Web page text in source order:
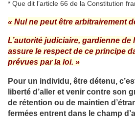
* Que dit l’article 66 de la Constitution
« Nul ne peut être arbitrairement
L’autorité judiciaire, gardienne de
assure le respect de ce principe
prévues par la loi. »
Pour un individu, être détenu,
liberté d’aller et venir contre son
de rétention ou de maintien
fermées entrent dans le champ